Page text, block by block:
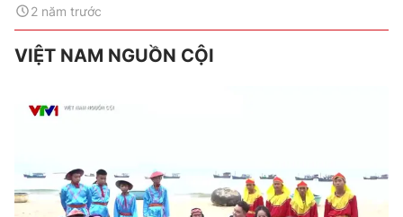
2 năm trước
VIỆT NAM NGUỒN CỘI